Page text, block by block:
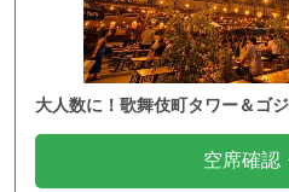
大人数に！歌舞伎町タワー＆ゴ
空席確認